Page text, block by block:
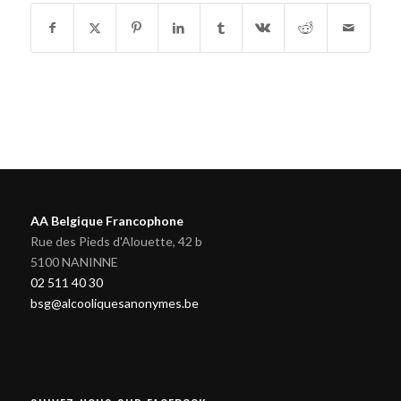
AA Belgique Francophone
Rue des Pieds d'Alouette, 42 b
5100 NANINNE
02 511 40 30
bsg@alcooliquesanonymes.be